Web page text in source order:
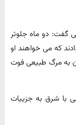
گفت: دو ماه جلوتر
که می خواهند او
به مرگ طبیعی فوت
با شرق به جزییات